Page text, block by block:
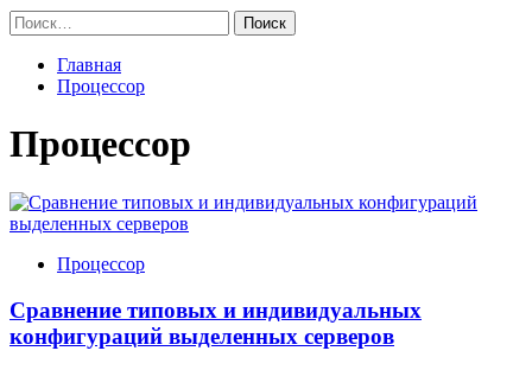
Найти:
Главная
Процессор
Процессор
Процессор
Сравнение типовых и индивидуальных
конфигураций выделенных серверов